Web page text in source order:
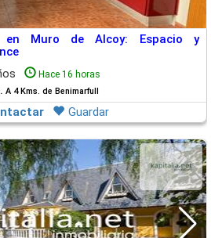
en Muro de Alcoy: Espacio y
Hace 16 horas
A 4 Kms. de Benimarfull
Guardar